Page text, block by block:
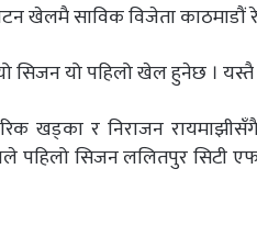
खेलमै साविक विजेता
सिजन यो पहिलो खेल हुनेछ । यस्तै
खड्का र निराजन
पहिलो सिजन ललितपुर सिटी